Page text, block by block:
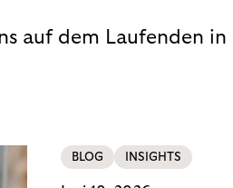
auf dem Laufenden in
BLOG INSIGHTS